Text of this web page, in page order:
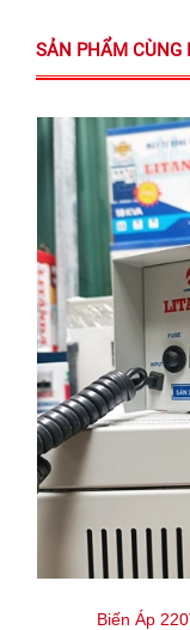
SẢN PHẨM CÙNG
Biến Áp